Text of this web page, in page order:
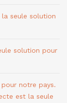
seule solution
solution pour
notre pays.
est la seule